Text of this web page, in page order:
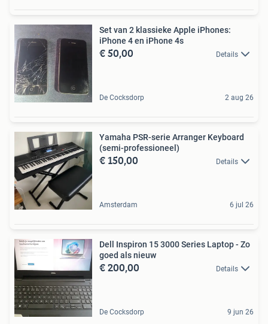
Set van 2 klassieke Apple iPhones:
iPhone 4 en iPhone 4s
€ 50,00 Details
De Cocksdorp 2 aug 26
Yamaha PSR-serie Arranger Keyboard
(semi-professioneel)
€ 150,00 Details
Amsterdam 6 jul 26
Dell Inspiron 15 3000 Series Laptop - Zo
goed als nieuw
€ 200,00 Details
De Cocksdorp 9 jun 26